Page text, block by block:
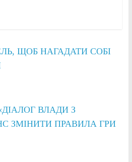
ЩОБ НАГАДАТИ СОБІ
ВЛАДИ З
ЗМІНИТИ ПРАВИЛА ГРИ